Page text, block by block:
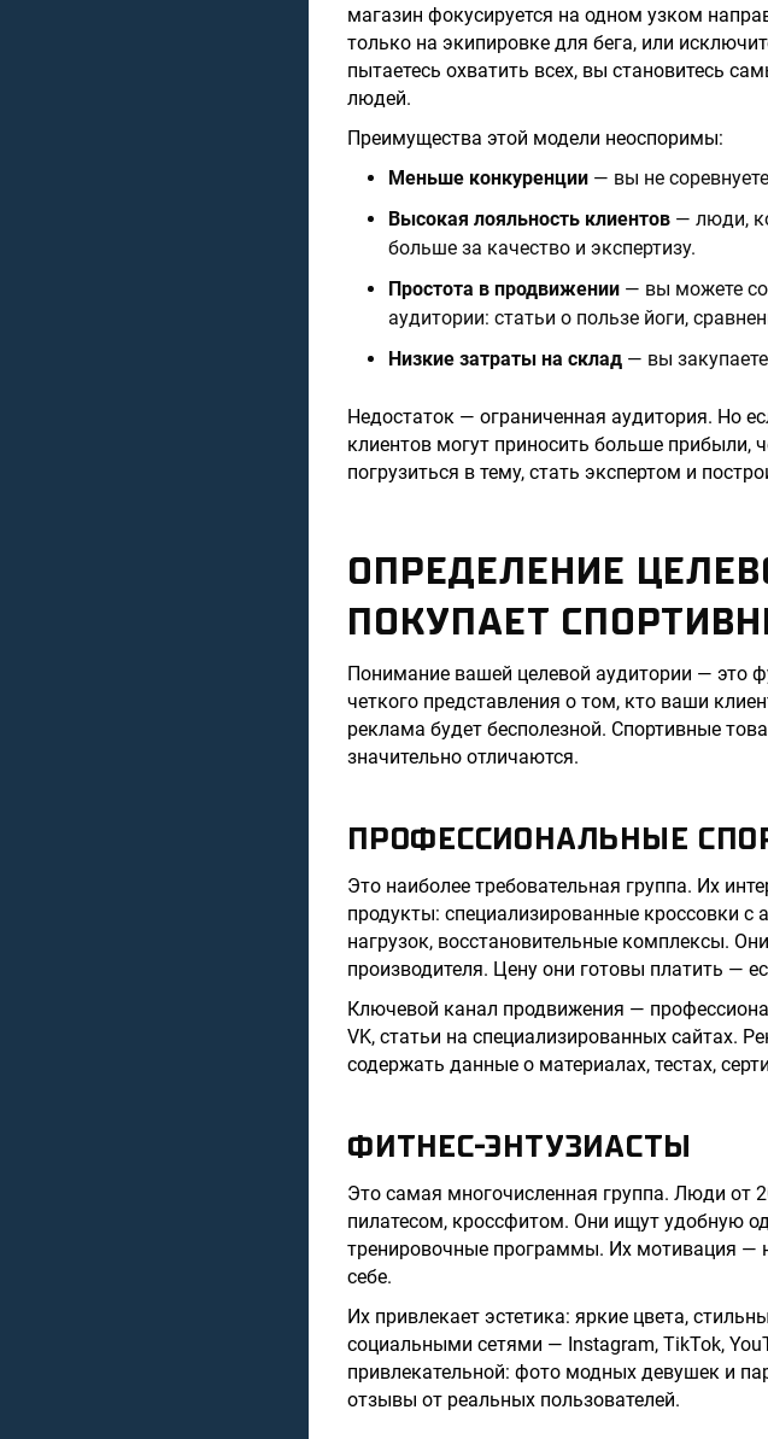
магазин фокусируется на одном узком
только на экипировке для бега, или
пытаетесь охватить всех, вы становитесь
людей.
Преимущества этой модели неоспоримы:
Меньше конкуренции — вы не
Высокая лояльность клиентов — люди,
больше за качество и экспертизу.
Простота в продвижении — вы можете
аудитории: статьи о пользе йоги,
Низкие затраты на склад — вы
Недостаток — ограниченная аудитория. Но
клиентов могут приносить больше прибыли,
погрузиться в тему, стать экспертом и
ОПРЕДЕЛЕНИЕ
ПОКУПАЕТ
Понимание вашей целевой аудитории — это
четкого представления о том, кто ваши
реклама будет бесполезной. Спортивные
значительно отличаются.
ПРОФЕССИОНАЛЬНЫЕ
Это наиболее требовательная группа. Их
продукты: специализированные кроссовки
нагрузок, восстановительные комплексы.
производителя. Цену они готовы платить —
Ключевой канал продвижения —
VK, статьи на специализированных сайтах.
содержать данные о материалах, тестах,
ФИТНЕС-ЭНТУЗИАСТЫ
Это самая многочисленная группа. Люди от
пилатесом, кроссфитом. Они ищут удобную
тренировочные программы. Их мотивация —
себе.
Их привлекает эстетика: яркие цвета,
социальными сетями — Instagram, TikTok,
привлекательной: фото модных девушек и
отзывы от реальных пользователей.